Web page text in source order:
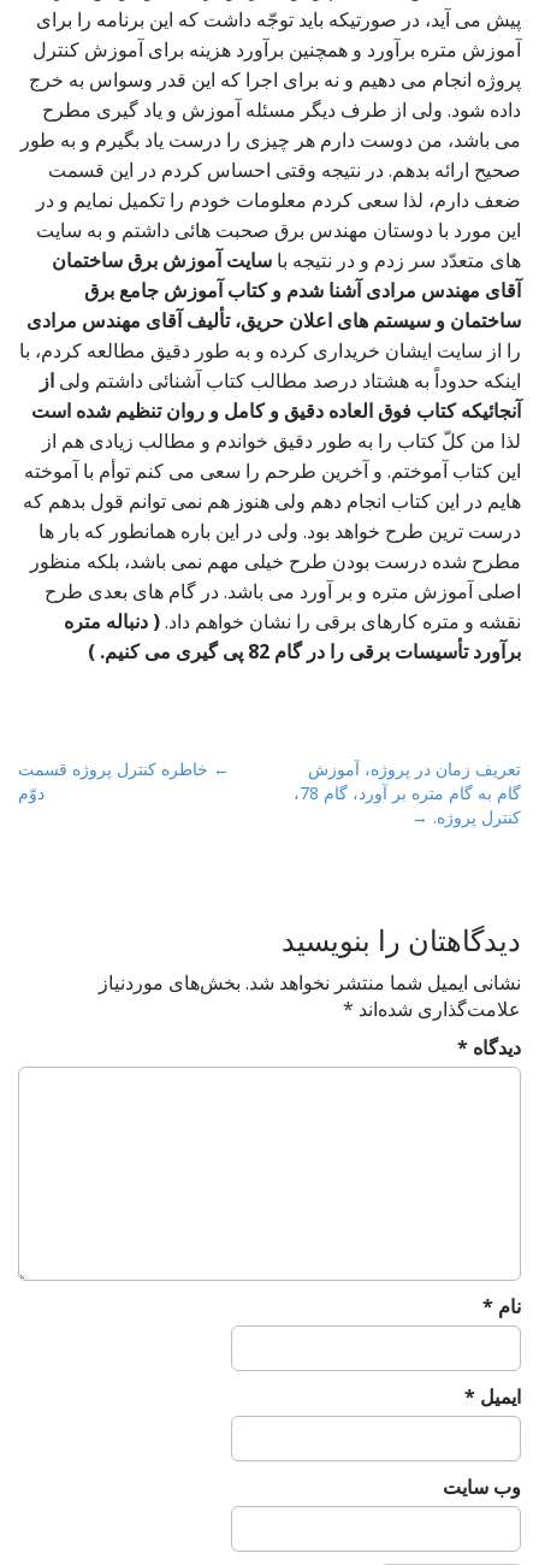
پیش می آید، در صورتیکه باید توجّه داشت که این برنامه را برای
آموزش متره برآورد و همچنین برآورد هزینه برای آموزش کنترل
پروژه انجام می دهیم و نه برای اجرا که این قدر وسواس به خرج
داده شود. ولی از طرف دیگر مسئله آموزش و یاد گیری مطرح
می باشد، من دوست دارم هر چیزی را درست یاد بگیرم و به طور
صحیح ارائه بدهم. در نتیجه وقتی احساس کردم در این قسمت
ضعف دارم، لذا سعی کردم معلومات خودم را تکمیل نمایم و در
این مورد با دوستان مهندس برق صحبت هائی داشتم و به سایت
های متعدّد سر زدم و در نتیجه با سایت آموزش برق ساختمان
آقای مهندس مرادی آشنا شدم و کتاب آموزش جامع برق
ساختمان و سیستم های اعلان حریق، تألیف آقای مهندس مرادی
را از سایت ایشان خریداری کرده و به طور دقیق مطالعه کردم، با
اینکه حدوداً به هشتاد درصد مطالب کتاب آشنائی داشتم ولی از
آنجائیکه کتاب فوق العاده دقیق و کامل و روان تنظیم شده است
لذا من کلّ کتاب را به طور دقیق خواندم و مطالب زیادی هم از
این کتاب آموختم. و آخرین طرحم را سعی می کنم توأم با آموخته
هایم در این کتاب انجام دهم ولی هنوز هم نمی توانم قول بدهم که
درست ترین طرح خواهد بود. ولی در این باره همانطور که بار ها
مطرح شده درست بودن طرح خیلی مهم نمی باشد، بلکه منظور
اصلی آموزش متره و بر آورد می باشد. در گام های بعدی طرح
نقشه و متره کارهای برقی را نشان خواهم داد.( دنباله متره
برآورد تأسیسات برقی را در گام 82 پی گیری می کنیم. )
P
o
s
v
i
g
a
← خاطره کنترل پروژه قسمت
دوّم
تعریف زمان در پروژه، آموزش
گام به گام متره بر آورد، گام 78،
کنترل پروژه. →
دیدگاهتان را بنویسید
نشانی ایمیل شما منتشر نخواهد شد. بخش‌های موردنیاز
علامت‌گذاری شده‌اند *
دیدگاه *
نام *
ایمیل *
وب‌ سایت